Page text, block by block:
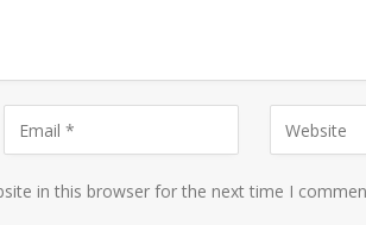
in this browser for the next time I